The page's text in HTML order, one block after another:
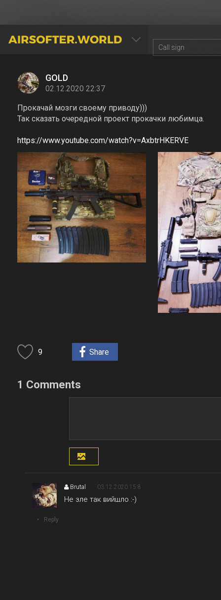
AIRSOFTER.WORLD
GOLD
02.12.2020 22:37
Прокачай мозги своему приводу)))
Так сказать очередной проект прокачки любимца.
https://www.youtube.com/watch?v=AxbtrHKERVE
9 Share
1 Comments
Brutal 03.12.2020 15:8
Не зле так вийшло :-)
Reply